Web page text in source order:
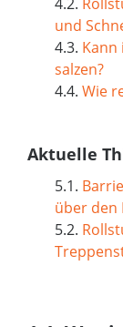
und
4.3.
salzen?
4.4. Wie
Aktuelle
5.1.
über den
5.2.